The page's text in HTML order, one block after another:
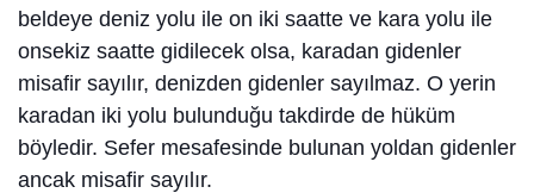
beldeye deniz yolu ile on iki saatte ve kara yolu ile
onsekiz saatte gidilecek olsa, karadan gidenler
misafir sayılır, denizden gidenler sayılmaz. O yerin
karadan iki yolu bulunduğu takdirde de hüküm
böyledir. Sefer mesafesinde bulunan yoldan gidenler
ancak misafir sayılır.